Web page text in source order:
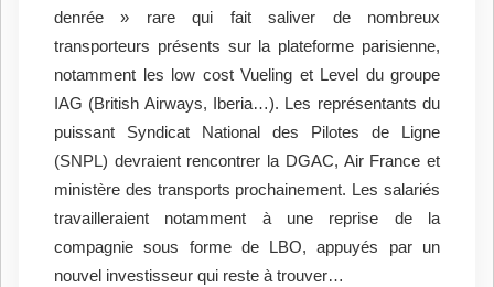
denrée » rare qui fait saliver de nombreux
transporteurs présents sur la plateforme parisienne,
notamment les low cost Vueling et Level du groupe
IAG (British Airways, Iberia…). Les représentants du
puissant Syndicat National des Pilotes de Ligne
(SNPL) devraient rencontrer la DGAC, Air France et
ministère des transports prochainement. Les salariés
travailleraient notamment à une reprise de la
compagnie sous forme de LBO, appuyés par un
nouvel investisseur qui reste à trouver…